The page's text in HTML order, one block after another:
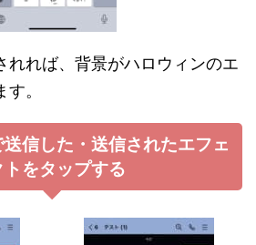
れれば、背景がハロウィンのエ
。
送信した・送信されたエフェ
トをタップする